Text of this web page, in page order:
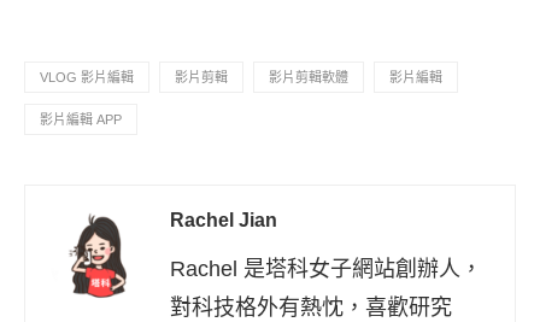
VLOG 影片編輯 影片剪輯 影片剪輯軟體 影片編輯
影片編輯 APP
Rachel Jian
Rachel 是塔科女子網站創辦人，
對科技格外有熱忱，喜歡研究